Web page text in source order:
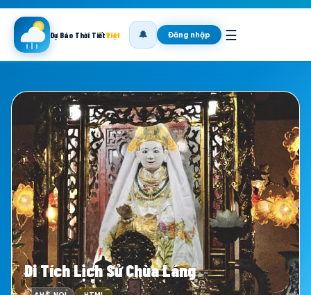
Dự Báo Thời TiếtViệt 🔔 Đăng nhập ☰
Di Tích Lịch Sử Chùa Láng